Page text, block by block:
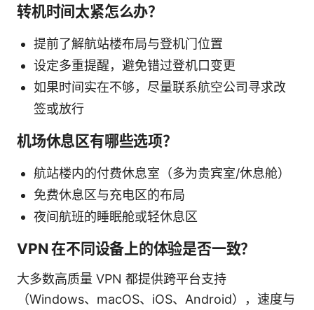
转机时间太紧怎么办？
提前了解航站楼布局与登机门位置
设定多重提醒，避免错过登机口变更
如果时间实在不够，尽量联系航空公司寻求改
签或放行
机场休息区有哪些选项？
航站楼内的付费休息室（多为贵宾室/休息舱）
免费休息区与充电区的布局
夜间航班的睡眠舱或轻休息区
VPN 在不同设备上的体验是否一致？
大多数高质量 VPN 都提供跨平台支持
（Windows、macOS、iOS、Android），速度与